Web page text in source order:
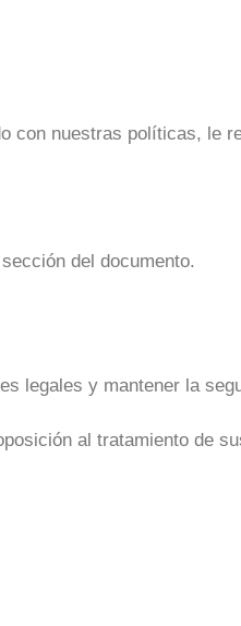
con nuestras políticas, le
del documento.
legales y mantener la
al tratamiento de